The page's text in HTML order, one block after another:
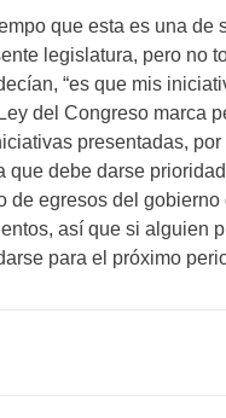
que esta es una de
legislatura, pero no
“es que mis
del Congreso marca
presentadas,
que debe darse
de egresos del
así que si alguien
para el próximo